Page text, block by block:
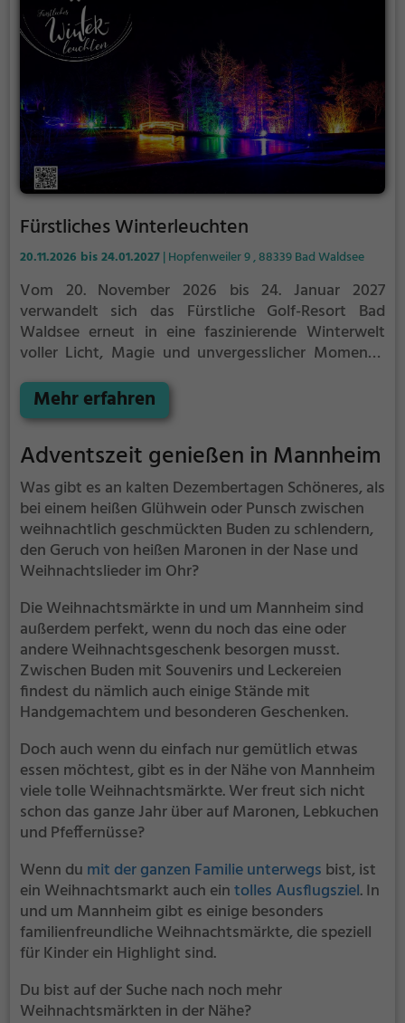
Fürstliches Winterleuchten
20.11.2026 bis 24.01.2027| Hopfenweiler 9 , 88339 Bad Waldsee
Vom 20. November 2026 bis 24. Januar 2027
verwandelt sich das Fürstliche Golf-Resort Bad
Waldsee erneut in eine faszinierende Winterwelt
voller Licht, Magie und unvergesslicher Momente.
Highlights, stimmungsvolle Inszenierungen,
besondere Aktionen und ein einzigartiges
Frankfurter Rundschau, dem SWR und weiteren
Medien zählt das Fürstliche Winterleuchten zu den
Top 5 Winter-Highlights in Baden-Württemberg. Wir
freuen uns auf Ihren Besuch!
Mehr erfahren
Adventszeit genießen in Mannheim
Was gibt es an kalten Dezembertagen Schöneres, als
bei einem heißen Glühwein oder Punsch zwischen
weihnachtlich geschmückten Buden zu schlendern,
den Geruch von heißen Maronen in der Nase und
Weihnachtslieder im Ohr?
Die Weihnachtsmärkte in und um Mannheim sind
außerdem perfekt, wenn du noch das eine oder
andere Weihnachtsgeschenk besorgen musst.
Zwischen Buden mit Souvenirs und Leckereien
findest du nämlich auch einige Stände mit
Handgemachtem und besonderen Geschenken.
Doch auch wenn du einfach nur gemütlich etwas
essen möchtest, gibt es in der Nähe von Mannheim
viele tolle Weihnachtsmärkte. Wer freut sich nicht
schon das ganze Jahr über auf Maronen, Lebkuchen
und Pfeffernüsse?
Wenn du mit der ganzen Familie unterwegs bist, ist
ein Weihnachtsmarkt auch eintolles Ausflugsziel. In
und um Mannheim gibt es einige besonders
familienfreundliche Weihnachtsmärkte, die speziell
für Kinder ein Highlight sind.
Du bist auf der Suche nach noch mehr
Weihnachtsmärkten in der Nähe?